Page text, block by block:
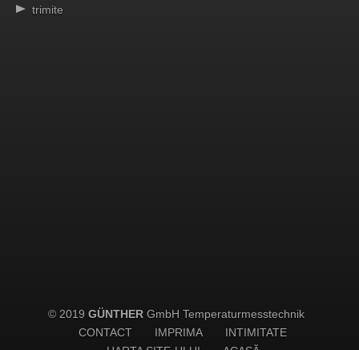
trimite
© 2019 GÜNTHER GmbH Temperaturmesstechnik
CONTACT
IMPRIMA
INTIMITATE